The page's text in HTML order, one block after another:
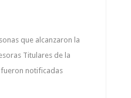
que alcanzaron la
Titulares de la
fueron notificadas